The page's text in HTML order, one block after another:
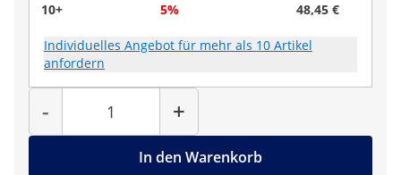
10+
5% 48,45 €
Individuelles Angebot für mehr als 10 Artikel
anfordern
-
Menge
+
In den Warenkorb